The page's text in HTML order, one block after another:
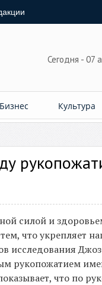
Сегодня - 07
Бизнес Культура
силой и
тем, что
исследования
рукопожатием
что по